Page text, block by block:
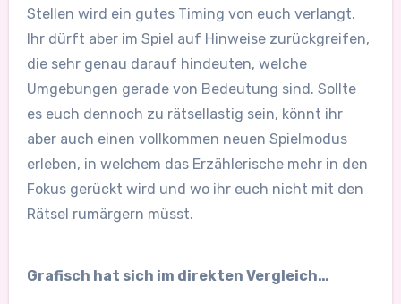
Stellen wird ein gutes Timing von euch verlangt.
Ihr dürft aber im Spiel auf Hinweise zurückgreifen,
die sehr genau darauf hindeuten, welche
Umgebungen gerade von Bedeutung sind. Sollte
es euch dennoch zu rätsellastig sein, könnt ihr
aber auch einen vollkommen neuen Spielmodus
erleben, in welchem das Erzählerische mehr in den
Fokus gerückt wird und wo ihr euch nicht mit den
Rätsel rumärgern müsst.
Grafisch hat sich im direkten Vergleich…